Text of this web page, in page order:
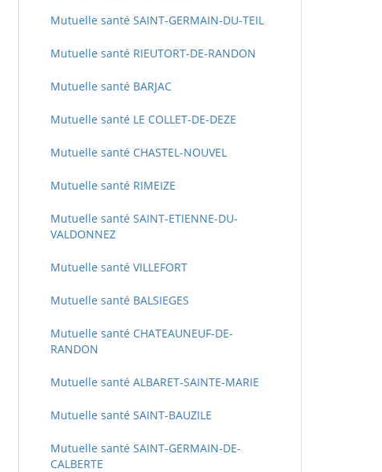
Mutuelle santé SAINT-GERMAIN-DU-TEIL
Mutuelle santé RIEUTORT-DE-RANDON
Mutuelle santé BARJAC
Mutuelle santé LE COLLET-DE-DEZE
Mutuelle santé CHASTEL-NOUVEL
Mutuelle santé RIMEIZE
Mutuelle santé SAINT-ETIENNE-DU-
VALDONNEZ
Mutuelle santé VILLEFORT
Mutuelle santé BALSIEGES
Mutuelle santé CHATEAUNEUF-DE-
RANDON
Mutuelle santé ALBARET-SAINTE-MARIE
Mutuelle santé SAINT-BAUZILE
Mutuelle santé SAINT-GERMAIN-DE-
CALBERTE